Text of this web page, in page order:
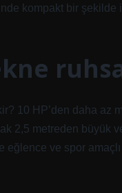
kompakt bir
10 HP’den daha az
2,5 metreden
eğlence ve spor